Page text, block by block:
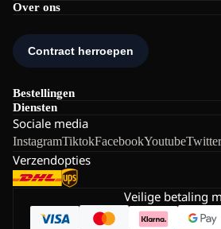
Over ons
Bestellingen
Diensten
Sociale media
InstagramTiktokFacebookYoutubeTwitter
Verzendopties
Veilige betaling